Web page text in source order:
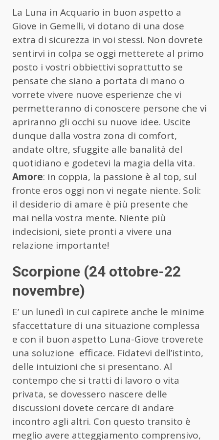
La Luna in Acquario in buon aspetto a
Giove in Gemelli, vi dotano di una dose
extra di sicurezza in voi stessi. Non dovrete
sentirvi in colpa se oggi metterete al primo
posto i vostri obbiettivi soprattutto se
pensate che siano a portata di mano o
vorrete vivere nuove esperienze che vi
permetteranno di conoscere persone che vi
apriranno gli occhi su nuove idee. Uscite
dunque dalla vostra zona di comfort,
andate oltre, sfuggite alle banalità del
quotidiano e godetevi la magia della vita.
Amore: in coppia, la passione è al top, sul
fronte eros oggi non vi negate niente. Soli:
il desiderio di amare è più presente che
mai nella vostra mente. Niente più
indecisioni, siete pronti a vivere una
relazione importante!
Scorpione (24 ottobre-22
novembre)
E’ un lunedì in cui capirete anche le minime
sfaccettature di una situazione complessa
e con il buon aspetto Luna-Giove troverete
una soluzione efficace. Fidatevi dell’istinto,
delle intuizioni che si presentano. Al
contempo che si tratti di lavoro o vita
privata, se dovessero nascere delle
discussioni dovete cercare di andare
incontro agli altri. Con questo transito è
meglio avere atteggiamento comprensivo,